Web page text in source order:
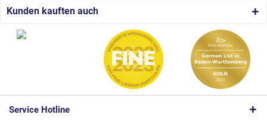
Kunden kauften auch
Service Hotline